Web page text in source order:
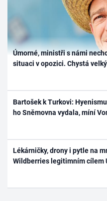
Úmorné, ministři s námi
situaci v opozici. Chystá
Bartošek k Turkovi:
ho Sněmovna vydala, míní
Lékárničky, drony i pytle na
Wildberries legitimním cílem